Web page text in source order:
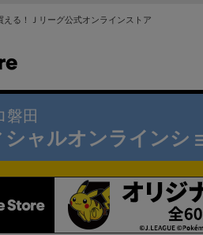
る！Ｊリーグ公式オンラインストア
磐田
シャルオンラインシ